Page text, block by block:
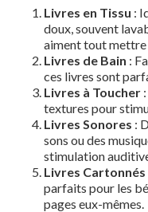
Livres en Tissu :
doux, souvent
aiment tout mettre
Livres de Bain :
ces livres sont
Livres à Toucher
textures pour
Livres Sonores :
sons ou des
stimulation
Livres Cartonnés
parfaits pour les
pages eux-mêmes.